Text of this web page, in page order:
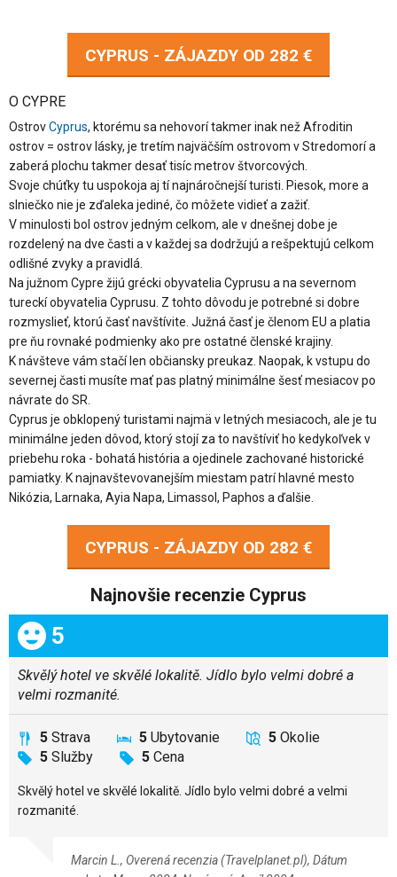
CYPRUS - ZÁJAZDY OD 282 €
O CYPRE
OstrovCyprus, ktorému sa nehovorí takmer inak než Afroditin
ostrov = ostrov lásky, je tretím najväčším ostrovom v Stredomorí a
zaberá plochu takmer desať tisíc metrov štvorcových.
Svoje chúťky tu uspokoja aj tí najnáročnejší turisti. Piesok, more a
slniečko nie je zďaleka jediné, čo môžete vidieť a zažiť.
V minulosti bol ostrov jedným celkom, ale v dnešnej dobe je
rozdelený na dve časti a v každej sa dodržujú a rešpektujú celkom
odlišné zvyky a pravidlá.
Na južnom Cypre žijú grécki obyvatelia Cyprusu a na severnom
tureckí obyvatelia Cyprusu. Z tohto dôvodu je potrebné si dobre
rozmyslieť, ktorú časť navštívite. Južná časť je členom EU a platia
pre ňu rovnaké podmienky ako pre ostatné členské krajiny.
K návšteve vám stačí len občiansky preukaz. Naopak, k vstupu do
severnej časti musíte mať pas platný minimálne šesť mesiacov po
návrate do SR.
Cyprus je obklopený turistami najmä v letných mesiacoch, ale je tu
minimálne jeden dôvod, ktorý stojí za to navštíviť ho kedykoľvek v
priebehu roka - bohatá história a ojedinele zachované historické
pamiatky. K najnavštevovanejším miestam patrí hlavné mesto
Nikózia, Larnaka, Ayia Napa, Limassol, Paphos a ďalšie.
CYPRUS - ZÁJAZDY OD 282 €
Najnovšie recenzie Cyprus
Celkom:
5
Skvělý hotel ve skvělé lokalitě. Jídlo bylo velmi dobré a
velmi rozmanité.
5 Strava 5 Ubytovanie 5 Okolie
5 Služby 5 Cena
Skvělý hotel ve skvělé lokalitě. Jídlo bylo velmi dobré a velmi
rozmanité.
Marcin L., Overená recenzia (Travelplanet.pl), Dátum